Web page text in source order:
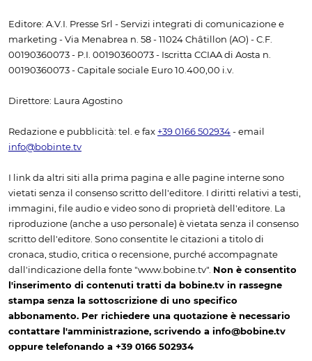
Editore: A.V.I. Presse Srl - Servizi integrati di comunicazione e
marketing - Via Menabrea n. 58 - 11024 Châtillon (AO) - C.F.
00190360073 - P.I. 00190360073 - Iscritta CCIAA di Aosta n.
00190360073 - Capitale sociale Euro 10.400,00 i.v.
Direttore: Laura Agostino
Redazione e pubblicità: tel. e fax +39 0166 502934 - email
info@bobinte.tv
I link da altri siti alla prima pagina e alle pagine interne sono
vietati senza il consenso scritto dell'editore. I diritti relativi a testi,
immagini, file audio e video sono di proprietà dell'editore. La
riproduzione (anche a uso personale) è vietata senza il consenso
scritto dell'editore. Sono consentite le citazioni a titolo di
cronaca, studio, critica o recensione, purché accompagnate
dall'indicazione della fonte "www.bobine.tv". Non è consentito
l'inserimento di contenuti tratti da bobine.tv in rassegne
stampa senza la sottoscrizione di uno specifico
abbonamento. Per richiedere una quotazione è necessario
contattare l'amministrazione, scrivendo a info@bobine.tv
oppure telefonando a +39 0166 502934